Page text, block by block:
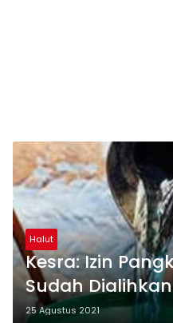
Halut
Kesra: Izin
Sudah
Baru
25 Agustus 2021